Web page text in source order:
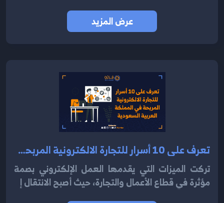
عرض المزيد
تعرف على 10 أسرار للتجارة الالكترونية المربحة في المملكة العربية السعودية 2024
تركت الميزات التي يقدمها العمل الإلكتروني بصمة
مؤثرة في قطاع الأعمال والتجارة، حيث أصبح الانتقال إ